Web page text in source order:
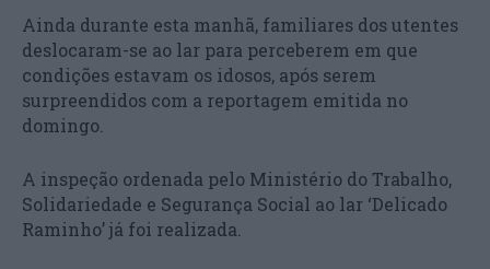
Ainda durante esta manhã, familiares dos utentes
deslocaram-se ao lar para perceberem em que
condições estavam os idosos, após serem
surpreendidos com a reportagem emitida no
domingo.
A inspeção ordenada pelo Ministério do Trabalho,
Solidariedade e Segurança Social ao lar ‘Delicado
Raminho’ já foi realizada.